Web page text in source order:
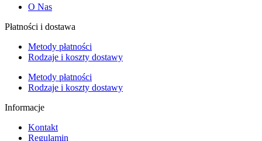
O Nas
Płatności i dostawa
Metody płatności
Rodzaje i koszty dostawy
Metody płatności
Rodzaje i koszty dostawy
Informacje
Kontakt
Regulamin